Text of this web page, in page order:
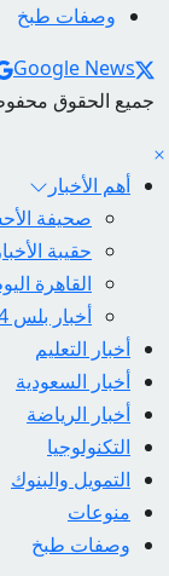
وصفات طبخ
Social Links
Google News
جميع الحقوق محفوظة
أهم الأخبار
صحيفة
حقيبة الأخبار
القاهرة
أخبار بلس 24
أخبار التعليم
أخبار السعودية
أخبار الرياضة
التكنولوجيا
التمويل والبنوك
منوعات
وصفات طبخ